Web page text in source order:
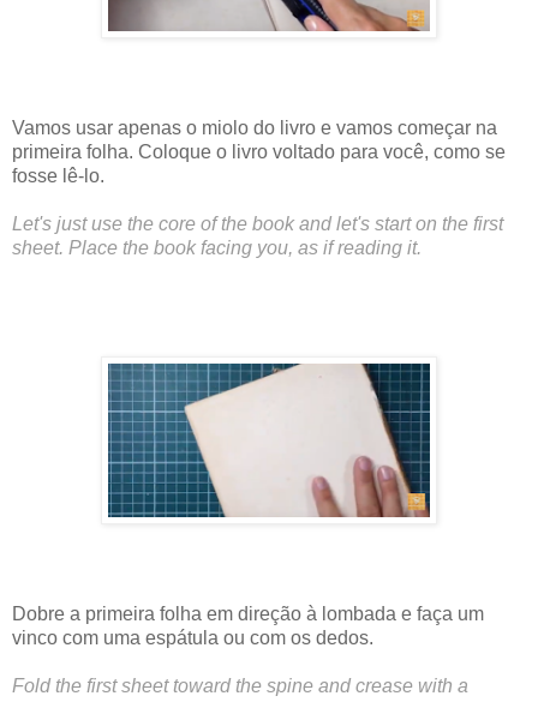
Vamos usar apenas o miolo do livro e vamos começar na
primeira folha. Coloque o livro voltado para você, como se
fosse lê-lo.
Let's just use the core of the book and let's start on the first
sheet. Place the book facing you, as if reading it.
Dobre a primeira folha em direção à lombada e faça um
vinco com uma espátula ou com os dedos.
Fold the first sheet toward the spine and crease with a